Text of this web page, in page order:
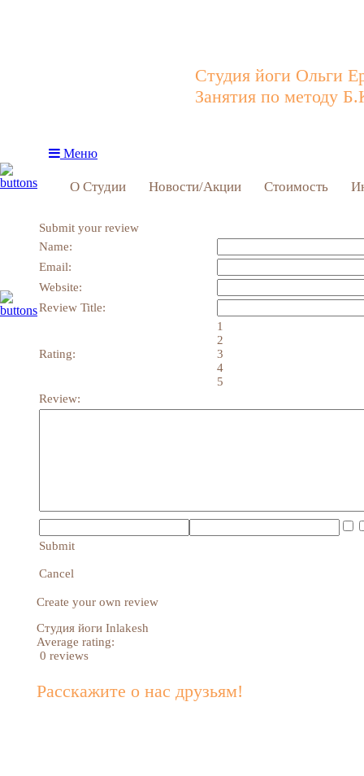
Студия йоги Ольги
Занятия по методу
Меню
О Студии Новости/Акции Стоимость
Submit your review
Name:
Email:
Website:
Review Title:
Rating:
1
2
3
4
5
Review:
Submit
Cancel
Create your own review
Студия йоги Inlakesh
Average rating:
0 reviews
Расскажите о нас друзьям!